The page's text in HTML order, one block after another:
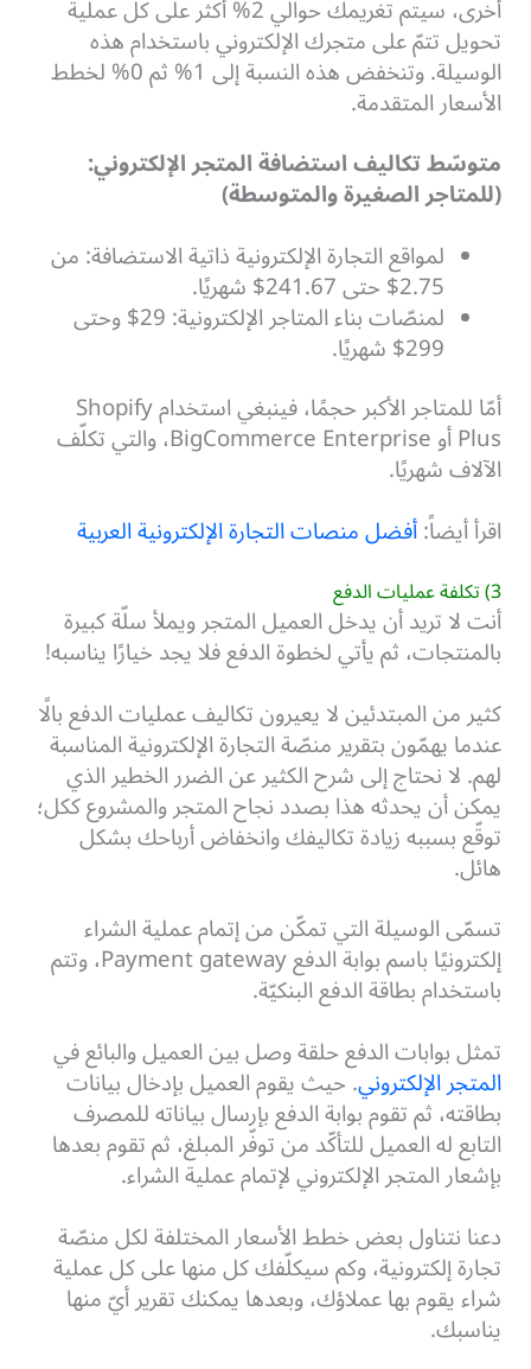
أخرى، سيتم تغريمك حوالي 2% أكثر على كل عملية
تحويل تتمّ على متجرك الإلكتروني باستخدام هذه
الوسيلة. وتنخفض هذه النسبة إلى 1% ثم 0% لخطط
الأسعار المتقدمة.
متوسّط تكاليف استضافة المتجر الإلكتروني:
(للمتاجر الصغيرة والمتوسطة)
لمواقع التجارة الإلكترونية ذاتية الاستضافة: من
2.75$ حتى 241.67$ شهريًا.
لمنصّات بناء المتاجر الإلكترونية: 29$ وحتى
299$ شهريًا.
أمّا للمتاجر الأكبر حجمًا، فينبغي استخدام Shopify
Plus أو BigCommerce Enterprise، والتي تكلّف
الآلاف شهريًا.
اقرأ أيضاً:أفضل منصات التجارة الإلكترونية العربية
3) تكلفة عمليات الدفع
أنت لا تريد أن يدخل العميل المتجر ويملأ سلّة كبيرة
بالمنتجات، ثم يأتي لخطوة الدفع فلا يجد خيارًا يناسبه!
كثير من المبتدئين لا يعيرون تكاليف عمليات الدفع بالًا
عندما يهمّون بتقرير منصّة التجارة الإلكترونية المناسبة
لهم. لا نحتاج إلى شرح الكثير عن الضرر الخطير الذي
يمكن أن يحدثه هذا بصدد نجاح المتجر والمشروع ككل؛
توقّع بسببه زيادة تكاليفك وانخفاض أرباحك بشكل
هائل.
تسمّى الوسيلة التي تمكّن من إتمام عملية الشراء
إلكترونيًا باسم بوابة الدفع Payment gateway، وتتم
باستخدام بطاقة الدفع البنكيّة.
تمثل بوابات الدفع حلقة وصل بين العميل والبائع في
المتجر الإلكتروني. حيث يقوم العميل بإدخال بيانات
بطاقته، ثم تقوم بوابة الدفع بإرسال بياناته للمصرف
التابع له العميل للتأكّد من توفّر المبلغ، ثم تقوم بعدها
بإشعار المتجر الإلكتروني لإتمام عملية الشراء.
دعنا نتناول بعض خطط الأسعار المختلفة لكل منصّة
تجارة إلكترونية، وكم سيكلّفك كل منها على كل عملية
شراء يقوم بها عملاؤك، وبعدها يمكنك تقرير أيّ منها
يناسبك.